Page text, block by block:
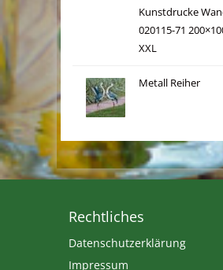
Kunstdrucke
020115-71
XXL
Metall Reiher
Rechtliches
Datenschutzerklärung
Impressum